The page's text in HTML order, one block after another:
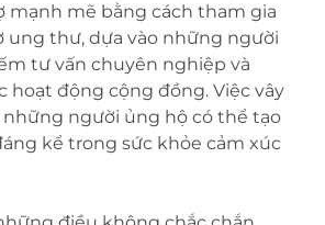
mạnh mẽ bằng cách tham gia
ung thư, dựa vào những người
tư vấn chuyên nghiệp và
hoạt động cộng đồng. Việc vây
người ủng hộ có thể tạo
kể trong sức khỏe cảm xúc